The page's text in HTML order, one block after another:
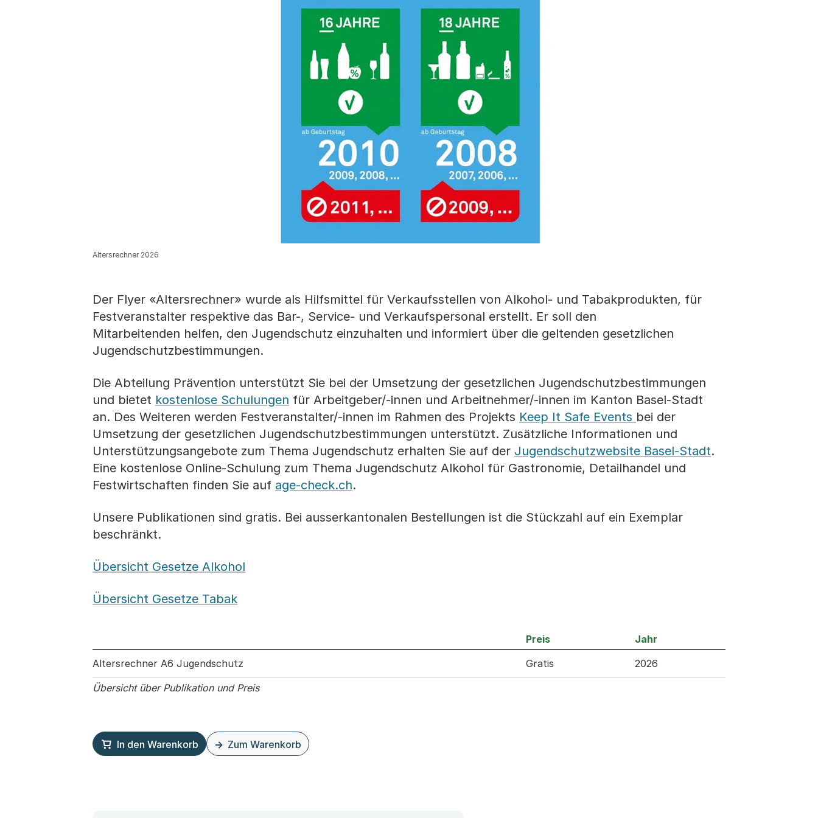
Altersrechner 2026
Der Flyer «Altersrechner» wurde als Hilfsmittel für Verkaufsstellen von Alkohol- und Tabakprodukten, für
Festveranstalter respektive das Bar-, Service- und Verkaufspersonal erstellt. Er soll den
Mitarbeitenden helfen, den Jugendschutz einzuhalten und informiert über die geltenden gesetzlichen
Jugendschutzbestimmungen.
Die Abteilung Prävention unterstützt Sie bei der Umsetzung der gesetzlichen Jugendschutzbestimmungen
und bietet kostenlose Schulungen für Arbeitgeber/-innen und Arbeitnehmer/-innen im Kanton Basel-Stadt
an. Des Weiteren werden Festveranstalter/-innen im Rahmen des Projekts Keep It Safe Events bei der
Umsetzung der gesetzlichen Jugendschutzbestimmungen unterstützt. Zusätzliche Informationen und
Unterstützungsangebote zum Thema Jugendschutz erhalten Sie auf der Jugendschutzwebsite Basel-Stadt.
Eine kostenlose Online-Schulung zum Thema Jugendschutz Alkohol für Gastronomie, Detailhandel und
Festwirtschaften finden Sie auf age-check.ch.
Unsere Publikationen sind gratis. Bei ausserkantonalen Bestellungen ist die Stückzahl auf ein Exemplar
beschränkt.
Übersicht Gesetze Alkohol
Übersicht Gesetze Tabak
Preis
Jahr
Altersrechner A6 Jugendschutz
Gratis
2026
Übersicht über Publikation und Preis
In den Warenkorb Zum Warenkorb